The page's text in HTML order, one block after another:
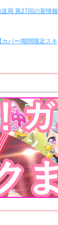
局 第27回の新情報
バー/期間限定スキ